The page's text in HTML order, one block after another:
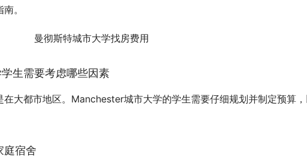
。
生需要考虑哪些因素
大都市地区。Manchester城市大学的学生需要仔细规划并制定预算
庭宿舍